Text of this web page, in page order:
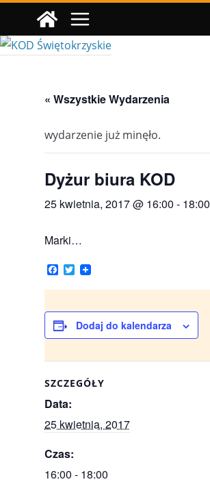
treści
« Wszystkie Wydarzenia
wydarzenie już minęło.
Dyżur biura KOD
25 kwietnia, 2017 @ 16:00 - 18:00
Marki…
F
a
c
b
o
o
T
w
i
t
e
r
Dodaj do kalendarza
SZCZEGÓŁY
Data:
25 kwietnia, 2017
Czas:
16:00 - 18:00